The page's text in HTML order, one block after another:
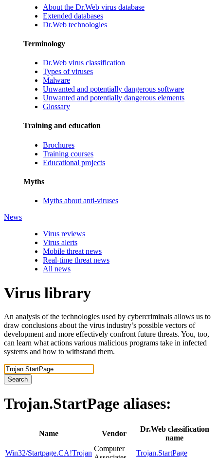
About the Dr.Web virus database
Extended databases
Dr.Web technologies
Terminology
Dr.Web virus classification
Types of viruses
Malware
Unwanted and potentially dangerous software
Unwanted and potentially dangerous elements
Glossary
Training and education
Brochures
Training courses
Educational projects
Myths
Myths about anti-viruses
News
Virus reviews
Virus alerts
Mobile threat news
Real-time threat news
All news
Virus library
An analysis of the technologies used by cybercriminals allows us to
draw conclusions about the virus industry’s possible vectors of
development and more effectively confront future threats. You, too,
can learn what actions various malicious programs take in infected
systems and how to withstand them.
Search
Trojan.StartPage aliases:
Name Vendor
Dr.Web classification
name
Win32/Startpage.CA!Trojan
Computer
Trojan.StartPage